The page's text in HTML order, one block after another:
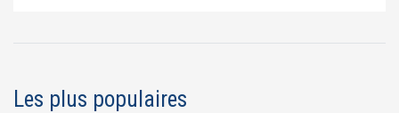
Les plus populaires